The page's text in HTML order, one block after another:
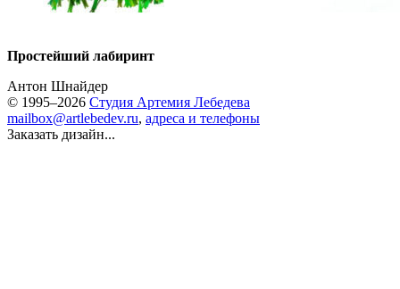
Простейший лабиринт
Антон Шнайдер
© 1995–2026 Студия Артемия Лебедева
mailbox@artlebedev.ru, адреса и телефоны
Заказать дизайн...